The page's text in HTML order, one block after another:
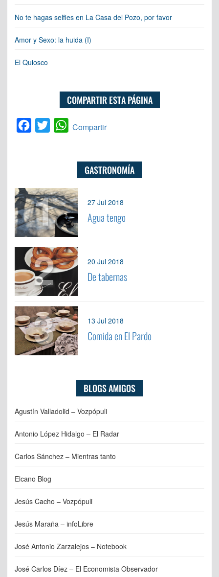
No te hagas selfies en La Casa del Pozo, por favor
Amor y Sexo: la huida (I)
El Quiosco
COMPARTIR ESTA PÁGINA
Facebook
Twitter WhatsApp
Compartir
GASTRONOMÍA
1 27 Jul 2018
Agua tengo
2 20 Jul 2018
De tabernas
3 13 Jul 2018
Comida en El Pardo
BLOGS AMIGOS
Agustín Valladolid – Vozpópuli
Antonio López Hidalgo – El Radar
Carlos Sánchez – Mientras tanto
Elcano Blog
Jesús Cacho – Vozpópuli
Jesús Maraña – infoLibre
José Antonio Zarzalejos – Notebook
José Carlos Díez – El Economista Observador